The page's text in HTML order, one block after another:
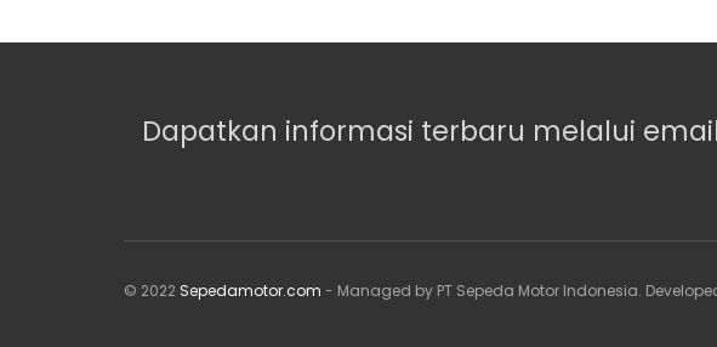
Dapatkan informasi terbaru melalui email
© 2022 Sepedamotor.com - Managed by PT Sepeda Motor Indonesia.